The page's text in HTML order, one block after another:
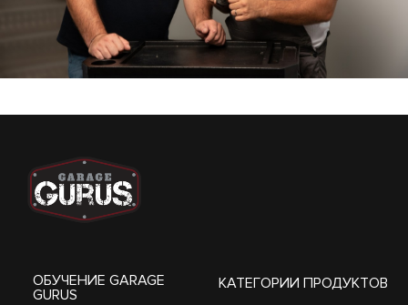
ОБУЧЕНИЕ GARAGE
GURUS
КАТЕГОРИИ ПРОДУКТОВ